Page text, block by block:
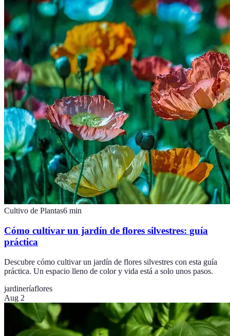
Cultivo de Plantas6 min
Cómo cultivar un jardín de flores silvestres: guía
práctica
Descubre cómo cultivar un jardín de flores silvestres con esta guía
práctica. Un espacio lleno de color y vida está a solo unos pasos.
jardineríaflores
Aug 2